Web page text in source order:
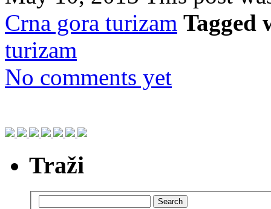
Crna gora turizam Tagged
turizam
No comments yet
Traži
Search